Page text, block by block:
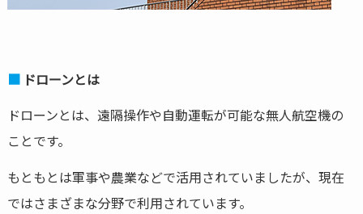
ドローンとは
ドローンとは、遠隔操作や自動運転が可能な無人航空機の
ことです。
もともとは軍事や農業などで活用されていましたが、現在
ではさまざまな分野で利用されています。